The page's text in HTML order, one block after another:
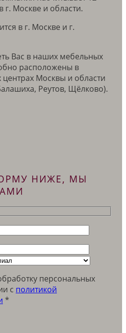
г. Москве и области.
в г. Москве и г.
Вас в наших мебельных
расположены в
Москвы и области
Реутов, Щёлково).
НИЖЕ, МЫ
персональных
c политикой
*